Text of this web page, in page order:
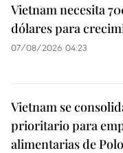
Vietnam necesita
dólares para
07/08/2026 04:23
Vietnam se
prioritario para
alimentarias de